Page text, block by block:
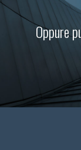
Oppure